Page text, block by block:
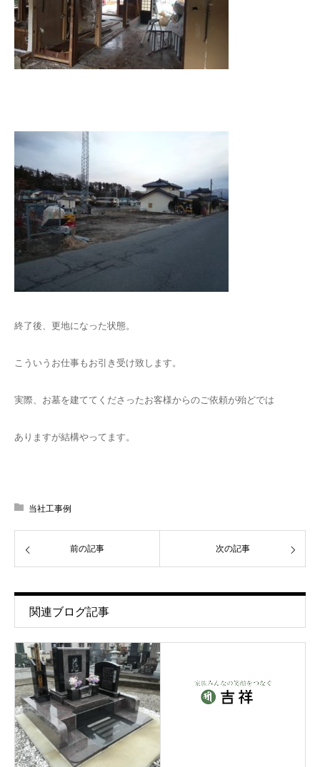
終了後、更地になった状態。
こういうお仕事もお引き受け致します。
実際、お墓を建ててくださったお客様からのご依頼が殆どでは
ありますが結構やってます。
当社工事例
前の記事 次の記事
関連ブログ記事